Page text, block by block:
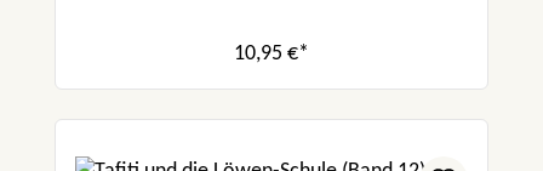
10,95 €*